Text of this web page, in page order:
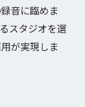
音に臨めま
スタジオを選
が実現しま